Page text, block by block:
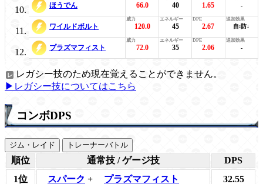
ほうでん 66.0 40 1.65 -
ワイルドボルト 120.0 45 2.67 自:防↓
プラズマフィスト 72.0 35 2.06 -
レガシー技のため現在覚えることができません。
▶レガシー技についてはこちら
コンボDPS
ジム・レイド トレーナーバトル
順位 通常技 / ゲージ技
DPS
1位
スパーク + プラズマフィスト 32.55